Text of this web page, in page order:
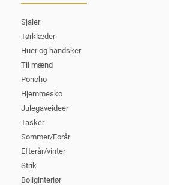
Sjaler
Tørklæder
Huer og handsker
Til mænd
Poncho
Hjemmesko
Julegaveideer
Tasker
Sommer/Forår
Efterår/vinter
Strik
Boliginteriør